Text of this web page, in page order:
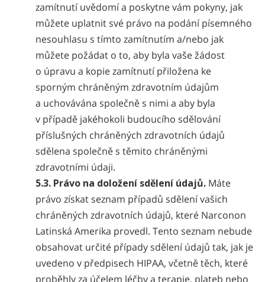
zamítnutí uvědomí a poskytne vám pokyny, jak
můžete uplatnit své právo na podání písemného
nesouhlasu s tímto zamítnutím a/nebo jak
můžete požádat o to, aby byla vaše žádost
o úpravu a kopie zamítnutí přiložena ke
sporným chráněným zdravotním údajům
a uchovávána společně s nimi a aby byla
v případě jakéhokoli budoucího sdělování
příslušných chráněných zdravotních údajů
sdělena společně s těmito chráněnými
zdravotními údaji.
5.3. Právo na doložení sdělení údajů. Máte
právo získat seznam případů sdělení vašich
chráněných zdravotních údajů, které Narconon
Latinská Amerika provedl. Tento seznam nebude
obsahovat určité případy sdělení údajů tak, jak je
uvedeno v předpisech HIPAA, včetně těch, které
proběhly za účelem léčby a terapie, plateb nebo